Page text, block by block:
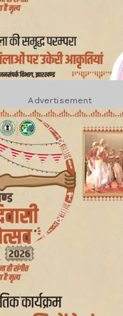
Advertisement